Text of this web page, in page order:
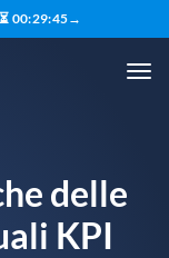
⏳ 00:29:44→
delle
KPI